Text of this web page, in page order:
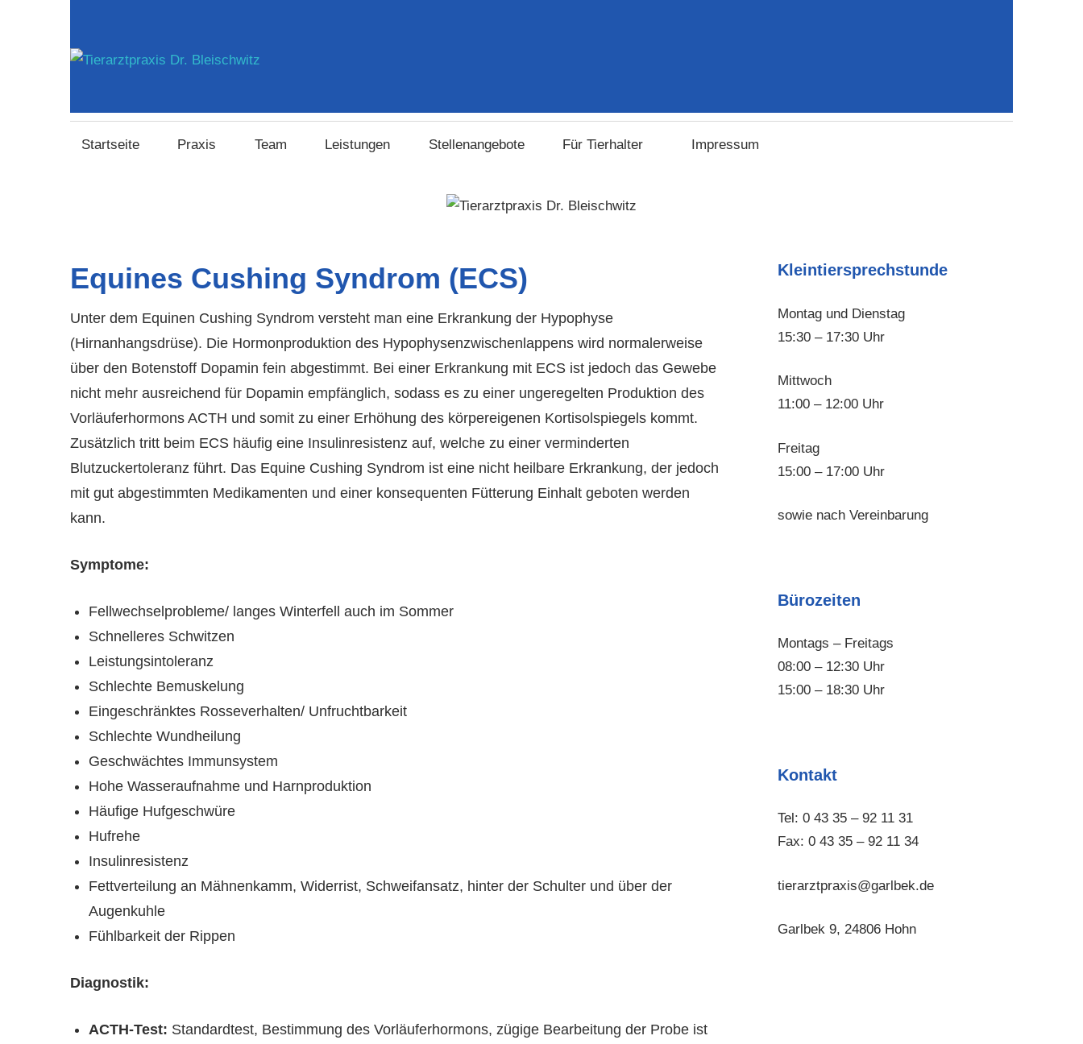
springen
Dr.
in
Hohn
Startseite Praxis Team Leistungen Stellenangebote Für Tierhalter Impressum
Equines Cushing Syndrom (ECS)
Unter dem Equinen Cushing Syndrom versteht man eine Erkrankung der Hypophyse
(Hirnanhangsdrüse). Die Hormonproduktion des Hypophysenzwischenlappens wird normalerweise
über den Botenstoff Dopamin fein abgestimmt. Bei einer Erkrankung mit ECS ist jedoch das Gewebe
nicht mehr ausreichend für Dopamin empfänglich, sodass es zu einer ungeregelten Produktion des
Vorläuferhormons ACTH und somit zu einer Erhöhung des körpereigenen Kortisolspiegels kommt.
Zusätzlich tritt beim ECS häufig eine Insulinresistenz auf, welche zu einer verminderten
Blutzuckertoleranz führt. Das Equine Cushing Syndrom ist eine nicht heilbare Erkrankung, der jedoch
mit gut abgestimmten Medikamenten und einer konsequenten Fütterung Einhalt geboten werden
kann.
Symptome:
Fellwechselprobleme/ langes Winterfell auch im Sommer
Schnelleres Schwitzen
Leistungsintoleranz
Schlechte Bemuskelung
Eingeschränktes Rosseverhalten/ Unfruchtbarkeit
Schlechte Wundheilung
Geschwächtes Immunsystem
Hohe Wasseraufnahme und Harnproduktion
Häufige Hufgeschwüre
Hufrehe
Insulinresistenz
Fettverteilung an Mähnenkamm, Widerrist, Schweifansatz, hinter der Schulter und über der
Augenkuhle
Fühlbarkeit der Rippen
Diagnostik:
ACTH-Test: Standardtest, Bestimmung des Vorläuferhormons, zügige Bearbeitung der Probe ist
Kleintiersprechstunde
Montag und Dienstag
15:30 – 17:30 Uhr
Mittwoch
11:00 – 12:00 Uhr
Freitag
15:00 – 17:00 Uhr
sowie nach Vereinbarung
Bürozeiten
Montags – Freitags
08:00 – 12:30 Uhr
15:00 – 18:30 Uhr
Kontakt
Tel: 0 43 35 – 92 11 31
Fax: 0 43 35 – 92 11 34
tierarztpraxis@garlbek.de
Garlbek 9, 24806 Hohn